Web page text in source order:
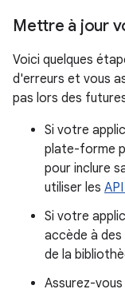
Mettre à jour
Voici quelques
d'erreurs et vous
pas lors des
Si votre
plate-forme
pour inclure
utiliser les
Si votre
accède à
de la
Assurez-